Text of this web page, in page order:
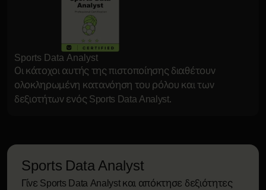
Sports Data Analyst
Οι κάτοχοι αυτής της πιστοποίησης διαθέτουν
ολοκληρωμένη κατανόηση του ρόλου και των
δεξιοτήτων ενός Sports Data Analyst.
Sports Data Analyst
Γίνε Sports Data Analyst και απόκτησε δεξιότητες